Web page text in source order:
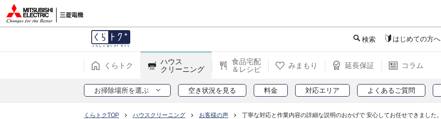
検索 はじめての方へ
くらトク
ハウス
クリーニング
食品宅配
＆レシピ
みまもり 延長保証 コラム
お掃除場所を選ぶ 空き状況を見る 料金 対応エリア よくあるご質問
くらトクTOP ハウスクリーニング お客様の声 丁寧な対応と作業内容の詳細な説明のおかげで 安心してお任せできました。